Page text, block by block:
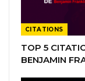
CITATIONS
TOP 5
BENJAMIN